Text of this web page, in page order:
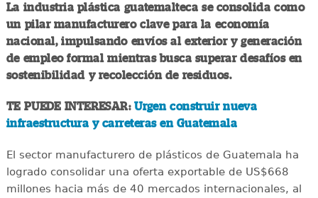
La industria plástica guatemalteca se consolida como
un pilar manufacturero clave para la economía
nacional, impulsando envíos al exterior y generación
de empleo formal mientras busca superar desafíos en
sostenibilidad y recolección de residuos.
TE PUEDE INTERESAR:Urgen construir nueva
infraestructura y carreteras en Guatemala
El sector manufacturero de plásticos de Guatemala ha
logrado consolidar una oferta exportable de US$668
millones hacia más de 40 mercados internacionales, al